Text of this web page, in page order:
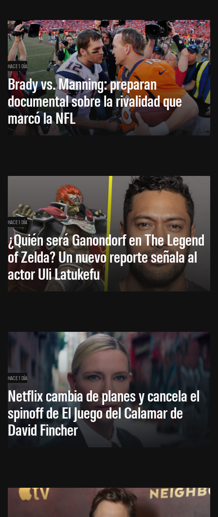
HACE 1 DÍA
Brady vs. Manning: preparan
documental sobre la rivalidad que
marcó la NFL
HACE 1 DÍA
¿Quién será Ganondorf en The Legend
of Zelda? Un nuevo reporte señala al
actor Uli Latukefu
HACE 1 DÍA
Netflix cambia de planes y cancela el
spinoff de El Juego del Calamar de
David Fincher